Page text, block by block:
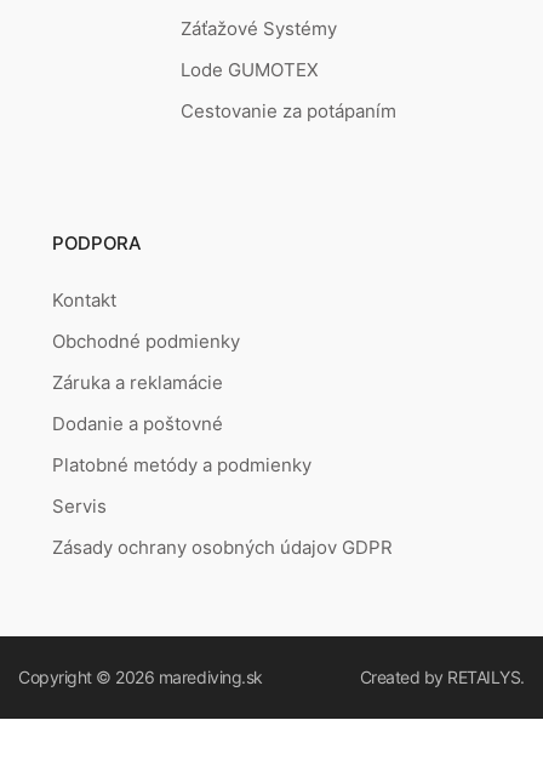
Záťažové Systémy
Lode GUMOTEX
Cestovanie za potápaním
PODPORA
Kontakt
Obchodné podmienky
Záruka a reklamácie
Dodanie a poštovné
Platobné metódy a podmienky
Servis
Zásady ochrany osobných údajov GDPR
Copyright © 2026 marediving.sk Created by RETAILYS.